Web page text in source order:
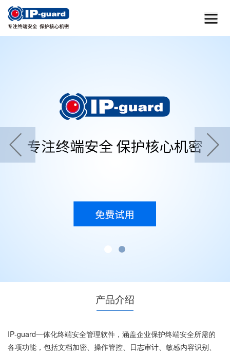
首页 home
产品介绍
IP-guard一体化终端安全管理软件，涵盖企业保护终端安全所需的
各项功能，包括文档加密、操作管控、日志审计、敏感内容识别、